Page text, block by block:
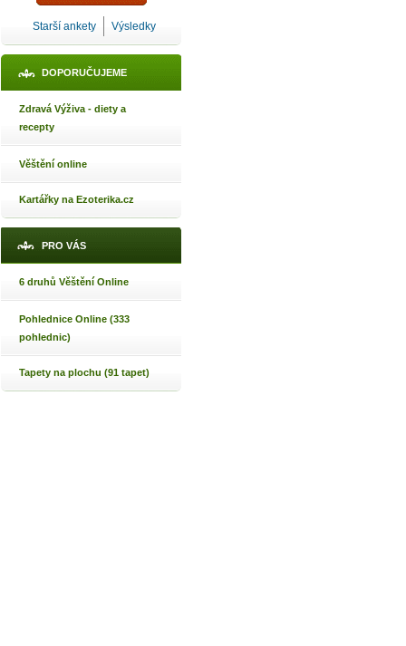
Starší ankety Výsledky
DOPORUČUJEME
Zdravá Výživa - diety a
recepty
Věštění online
Kartářky na Ezoterika.cz
PRO VÁS
6 druhů Věštění Online
Pohlednice Online (333
pohlednic)
Tapety na plochu (91 tapet)